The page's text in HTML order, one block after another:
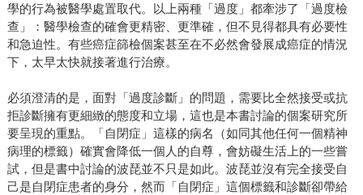
學的行為被醫學處置取代。以上兩種「過度」都牽涉了「過度檢
查」：醫學檢查的確會更精密、更準確，但不見得都具有必要性
和急迫性。有些癌症篩檢個案甚至在不必然會發展成癌症的情況
下，太早太快就接著進行治療。
必須澄清的是，面對「過度診斷」的問題，需要比全然接受或抗
拒診斷擁有更細緻的態度和立場，這也是本書討論的個案研究所
要呈現的重點。「自閉症」這樣的病名（如同其他任何一個精神
病理的標籤）確實會降低一個人的自尊，會妨礙生活上的一些嘗
試，但是書中討論的波琵並不只是如此。波琵並沒有完全接受自
己是自閉症患者的身分，然而「自閉症」這個標籤和診斷卻帶給